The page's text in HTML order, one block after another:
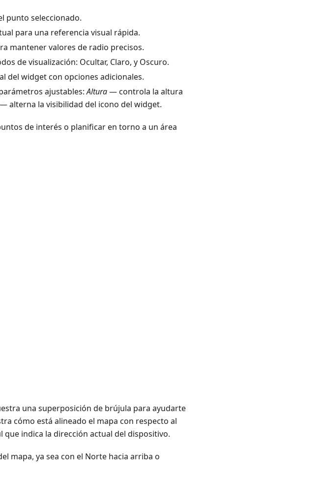
punto seleccionado.
para una referencia visual rápida.
mantener valores de radio precisos.
de visualización: Ocultar, Claro, y Oscuro.
del widget con opciones adicionales.
ajustables:Altura— controla la altura
— alterna la visibilidad del icono del widget.
de interés o planificar en torno a un área
una superposición de brújula para ayudarte
cómo está alineado el mapa con respecto al
indica la dirección actual del dispositivo.
mapa, ya sea con el Norte hacia arriba o